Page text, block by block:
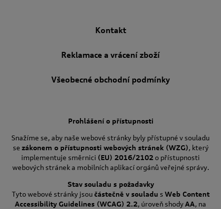
Kontakt
Reklamace a vrácení zboží
Všeobecné obchodní podmínky
Prohlášení o přístupnosti
Snažíme se, aby naše webové stránky byly přístupné v souladu
se zákonem o přístupnosti webových stránek (WZG), který
implementuje směrnici (EU) 2016/2102o přístupnosti
webových stránek a mobilních aplikací orgánů veřejné správy.
Stav souladu s požadavky
Tyto webové stránky jsou částečně v souladu s Web Content
Accessibility Guidelines (WCAG) 2.2, úroveň shodyAA, na